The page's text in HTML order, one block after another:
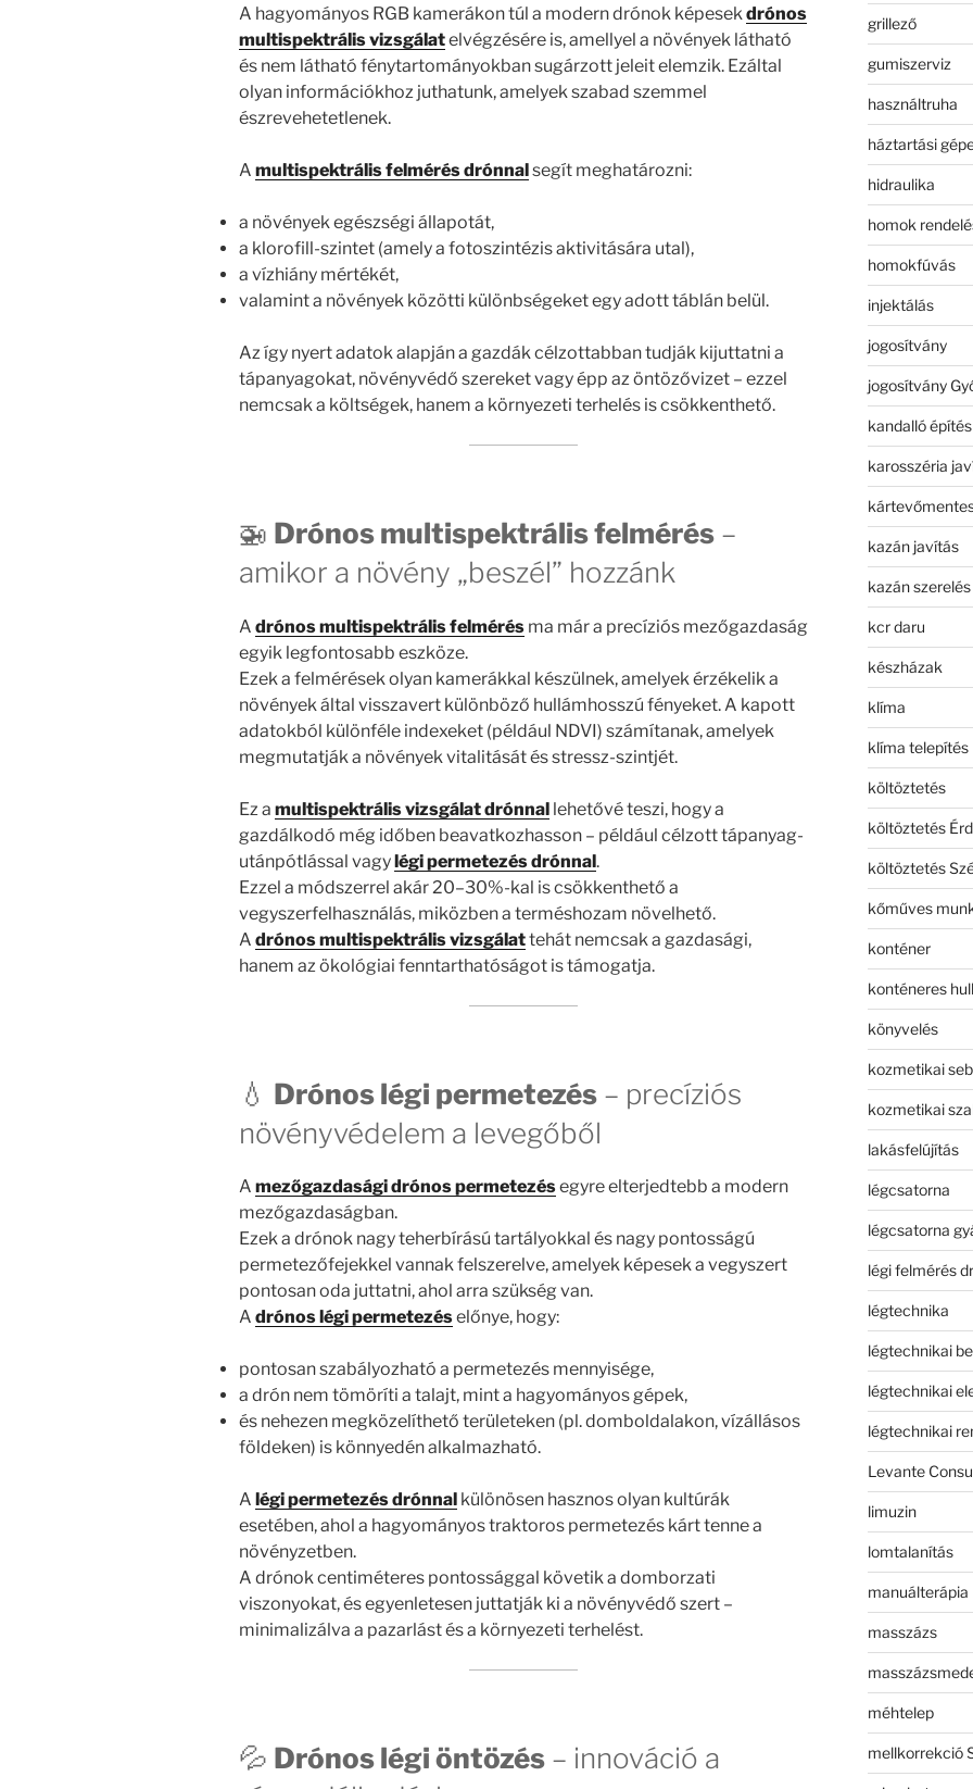
A hagyományos RGB kamerákon túl a modern drónok képesekdrónos
multispektrális vizsgálatelvégzésére is, amellyel a növények látható
és nem látható fénytartományokban sugárzott jeleit elemzik. Ezáltal
olyan információkhoz juthatunk, amelyek szabad szemmel
észrevehetetlenek.
A multispektrális felmérés drónnal segít meghatározni:
a növények egészségi állapotát,
a klorofill-szintet (amely a fotoszintézis aktivitására utal),
a vízhiány mértékét,
valamint a növények közötti különbségeket egy adott táblán belül.
Az így nyert adatok alapján a gazdák célzottabban tudják kijuttatni a
tápanyagokat, növényvédő szereket vagy épp az öntözővizet – ezzel
nemcsak a költségek, hanem a környezeti terhelés is csökkenthető.
🚁 Drónos multispektrális felmérés –
amikor a növény „beszél” hozzánk
A drónos multispektrális felmérés ma már a precíziós mezőgazdaság
egyik legfontosabb eszköze.
Ezek a felmérések olyan kamerákkal készülnek, amelyek érzékelik a
növények által visszavert különböző hullámhosszú fényeket. A kapott
adatokból különféle indexeket (például NDVI) számítanak, amelyek
megmutatják a növények vitalitását és stressz-szintjét.
Ez a multispektrális vizsgálat drónnal lehetővé teszi, hogy a
gazdálkodó még időben beavatkozhasson – például célzott tápanyag-
utánpótlással vagylégi permetezés drónnal.
Ezzel a módszerrel akár 20–30%-kal is csökkenthető a
vegyszerfelhasználás, miközben a terméshozam növelhető.
A drónos multispektrális vizsgálattehát nemcsak a gazdasági,
hanem az ökológiai fenntarthatóságot is támogatja.
💧 Drónos légi permetezés – precíziós
növényvédelem a levegőből
A mezőgazdasági drónos permetezésegyre elterjedtebb a modern
mezőgazdaságban.
Ezek a drónok nagy teherbírású tartályokkal és nagy pontosságú
permetezőfejekkel vannak felszerelve, amelyek képesek a vegyszert
pontosan oda juttatni, ahol arra szükség van.
A drónos légi permetezéselőnye, hogy:
pontosan szabályozható a permetezés mennyisége,
a drón nem tömöríti a talajt, mint a hagyományos gépek,
és nehezen megközelíthető területeken (pl. domboldalakon, vízállásos
földeken) is könnyedén alkalmazható.
A légi permetezés drónnal különösen hasznos olyan kultúrák
esetében, ahol a hagyományos traktoros permetezés kárt tenne a
növényzetben.
A drónok centiméteres pontossággal követik a domborzati
viszonyokat, és egyenletesen juttatják ki a növényvédő szert –
minimalizálva a pazarlást és a környezeti terhelést.
💦 Drónos légi öntözés – innováció a
grillező
gumiszerviz
használtruha
háztartási
hidraulika
homok
homokfúvás
injektálás
jogosítvány
jogosítvány
kandalló építés
karosszéria
kazán javítás
kazán szerelés
kcr daru
készházak
klíma
klíma telepítés
költöztetés
költöztetés Érd
költöztetés
kőműves
konténer
konténeres
könyvelés
kozmetikai
kozmetikai
lakásfelújítás
légcsatorna
légcsatorna
légi felmérés
légtechnika
légtechnikai
légtechnikai
légtechnikai
Levante
limuzin
lomtalanítás
manuálterápia
masszázs
méhtelep
mellkorrekció